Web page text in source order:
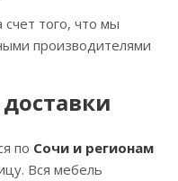
счет того, что мы
производителями
по Сочи и регионам
Вся мебель